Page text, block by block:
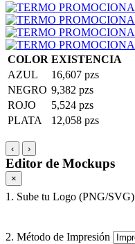
COLOR EXISTENCIA
AZUL
16,607 pzs
NEGRO 9,382 pzs
ROJO
5,524 pzs
PLATA
12,058 pzs
‹ ›
Editor de Mockups
×
1. Sube tu Logo (PNG/SVG)
2. Método de Impresión